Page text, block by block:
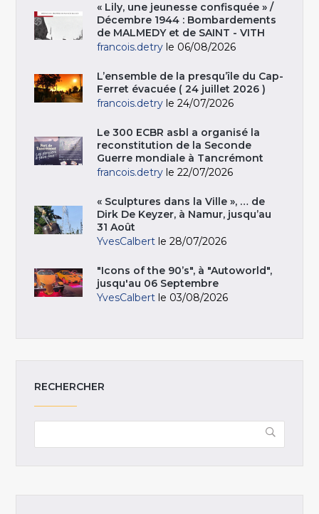
« Lily, une jeunesse confisquée » /
Décembre 1944 : Bombardements
de MALMEDY et de SAINT - VITH
francois.detry le 06/08/2026
L’ensemble de la presqu’île du Cap-
Ferret évacuée ( 24 juillet 2026 )
francois.detry le 24/07/2026
Le 300 ECBR asbl a organisé la
reconstitution de la Seconde
Guerre mondiale à Tancrémont
francois.detry le 22/07/2026
« Sculptures dans la Ville », … de
Dirk De Keyzer, à Namur, jusqu’au
31 Août
YvesCalbert le 28/07/2026
"Icons of the 90’s", à "Autoworld",
jusqu'au 06 Septembre
YvesCalbert le 03/08/2026
RECHERCHER